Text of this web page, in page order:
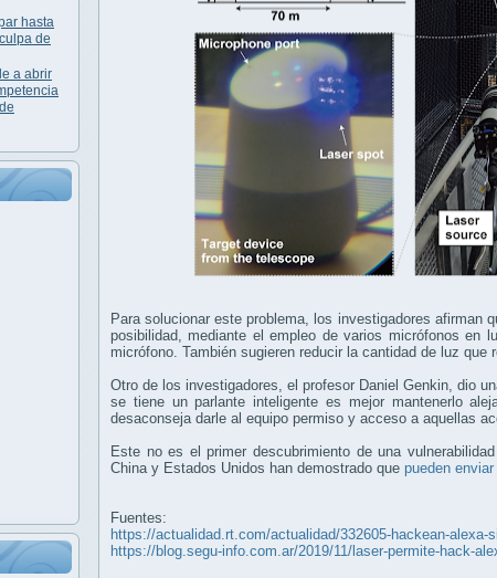
hasta
de
a abrir
Para solucionar este problema, los investigadores afirman
posibilidad, mediante el empleo de varios micrófonos en
micrófono. También sugieren reducir la cantidad de luz que
Otro de los investigadores, el profesor Daniel Genkin, dio
se tiene un parlante inteligente es mejor mantenerlo
desaconseja darle al equipo permiso y acceso a aquellas
Este no es el primer descubrimiento de una
China y Estados Unidos han demostrado que pueden
Fuentes:
https://actualidad.rt.com/actualidad/332605-hackean-alexa-
https://blog.segu-info.com.ar/2019/11/laser-permite-hack-